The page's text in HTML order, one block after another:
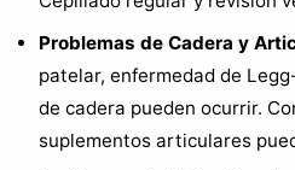
Problemas de Cadera y
patelar, enfermedad de
de cadera pueden ocurrir.
suplementos articulares